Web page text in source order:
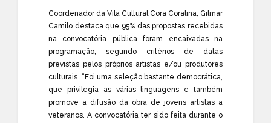
Coordenador da Vila Cultural Cora Coralina, Gilmar
Camilo destaca que 95% das propostas recebidas
na convocatória pública foram encaixadas na
programação, segundo critérios de datas
previstas pelos próprios artistas e/ou produtores
culturais. “Foi uma seleção bastante democrática,
que privilegia as várias linguagens e também
promove a difusão da obra de jovens artistas a
veteranos. A convocatória ter sido feita durante o